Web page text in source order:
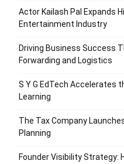
Actor Kailash Pal Expands
Entertainment Industry
Driving Business Success
Forwarding and Logistics
S Y G EdTech Accelerates
Learning
The Tax Company
Planning
Founder Visibility Strategy: